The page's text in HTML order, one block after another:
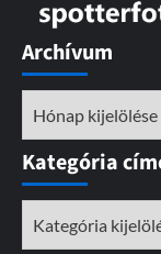
Archívum
Kategória